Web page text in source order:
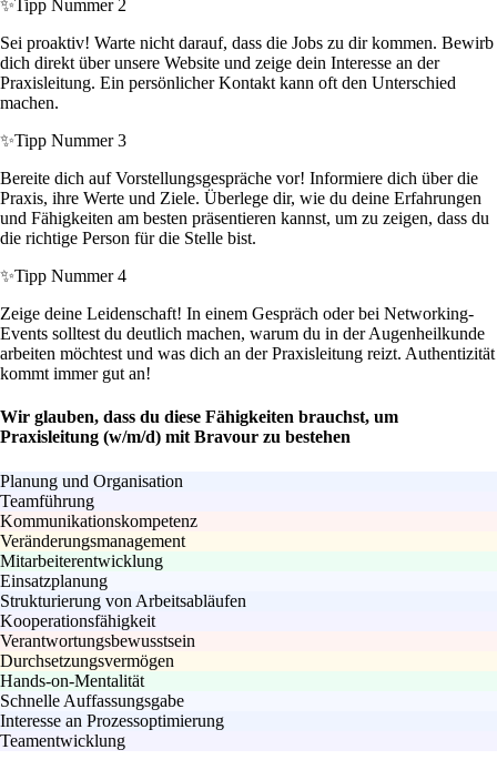
✨Tipp Nummer 2
Sei proaktiv! Warte nicht darauf, dass die Jobs zu dir kommen. Bewirb
dich direkt über unsere Website und zeige dein Interesse an der
Praxisleitung. Ein persönlicher Kontakt kann oft den Unterschied
machen.
✨Tipp Nummer 3
Bereite dich auf Vorstellungsgespräche vor! Informiere dich über die
Praxis, ihre Werte und Ziele. Überlege dir, wie du deine Erfahrungen
und Fähigkeiten am besten präsentieren kannst, um zu zeigen, dass du
die richtige Person für die Stelle bist.
✨Tipp Nummer 4
Zeige deine Leidenschaft! In einem Gespräch oder bei Networking-
Events solltest du deutlich machen, warum du in der Augenheilkunde
arbeiten möchtest und was dich an der Praxisleitung reizt. Authentizität
kommt immer gut an!
Wir glauben, dass du diese Fähigkeiten brauchst, um
Praxisleitung (w/m/d) mit Bravour zu bestehen
Planung und Organisation
Teamführung
Kommunikationskompetenz
Veränderungsmanagement
Mitarbeiterentwicklung
Einsatzplanung
Strukturierung von Arbeitsabläufen
Kooperationsfähigkeit
Verantwortungsbewusstsein
Durchsetzungsvermögen
Hands-on-Mentalität
Schnelle Auffassungsgabe
Interesse an Prozessoptimierung
Teamentwicklung